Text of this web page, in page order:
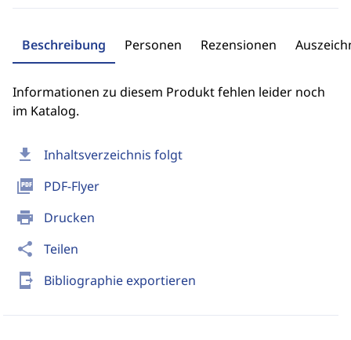
download Inhaltsverzeichnis folgt
picture_as_pdf PDF-Flyer
print Drucken
share Teilen
send_to_mobile Bibliographie exportieren
Beschreibung Personen Rezensionen
Informationen zu diesem Produkt fehlen leider noch
im Katalog.